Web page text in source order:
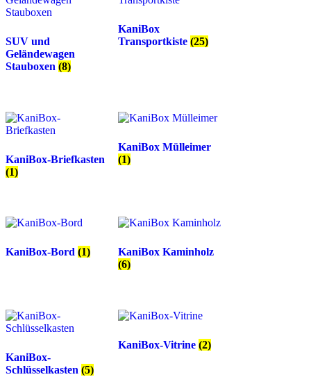
SUV und
Geländewagen
Stauboxen (8)
KaniBox
Transportkiste (25)
KaniBox-Briefkasten
(1)
KaniBox Mülleimer
(1)
KaniBox-Bord (1)
KaniBox Kaminholz
(6)
KaniBox-
Schlüsselkasten (5)
KaniBox-Vitrine (2)